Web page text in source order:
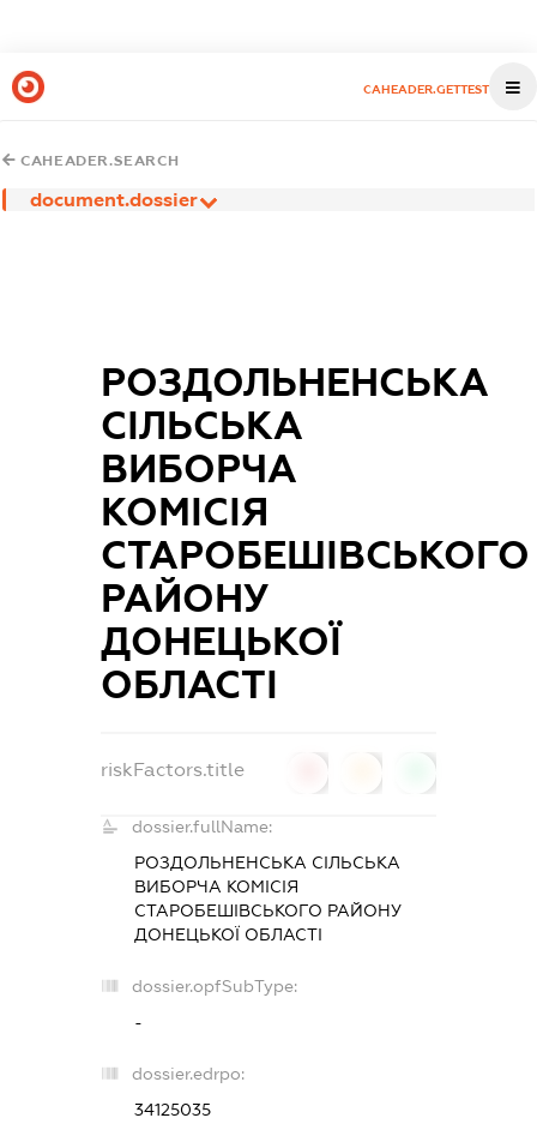
CAHEADER.GETTEST
CAHEADER.SEARCH
document.dossier
РОЗДОЛЬНЕНСЬКА
СІЛЬСЬКА
ВИБОРЧА
КОМІСІЯ
СТАРОБЕШІВСЬКОГО
РАЙОНУ
ДОНЕЦЬКОЇ
ОБЛАСТІ
riskFactors.title
dossier.fullName:
РОЗДОЛЬНЕНСЬКА СІЛЬСЬКА
ВИБОРЧА КОМІСІЯ
СТАРОБЕШІВСЬКОГО РАЙОНУ
ДОНЕЦЬКОЇ ОБЛАСТІ
dossier.opfSubType:
-
dossier.edrpo:
34125035